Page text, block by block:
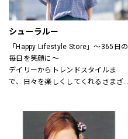
シューラルー
「Happy Lifestyle Store」～365日の
毎日を笑顔に～
デイリーからトレンドスタイルま
で、日々を楽しくしてくれるさまざ